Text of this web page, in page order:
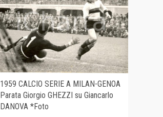
1959 CALCIO SERIE A MILAN-GENOA
Parata Giorgio GHEZZI su Giancarlo
DANOVA *Foto